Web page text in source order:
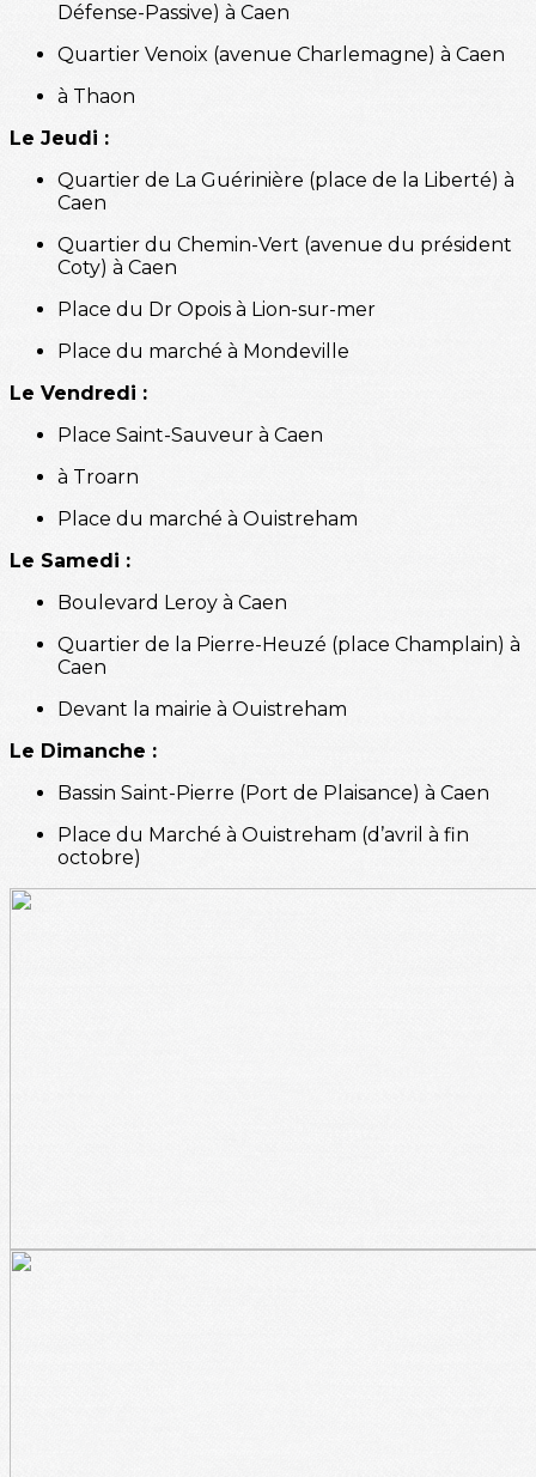
Défense-Passive) à Caen
Quartier Venoix (avenue Charlemagne) à Caen
à Thaon
Le Jeudi :
Quartier de La Guérinière (place de la Liberté) à
Caen
Quartier du Chemin-Vert (avenue du président
Coty) à Caen
Place du Dr Opois à Lion-sur-mer
Place du marché à Mondeville
Le Vendredi :
Place Saint-Sauveur à Caen
à Troarn
Place du marché à Ouistreham
Le Samedi :
Boulevard Leroy à Caen
Quartier de la Pierre-Heuzé (place Champlain) à
Caen
Devant la mairie à Ouistreham
Le Dimanche :
Bassin Saint-Pierre (Port de Plaisance) à Caen
Place du Marché à Ouistreham (d’avril à fin
octobre)